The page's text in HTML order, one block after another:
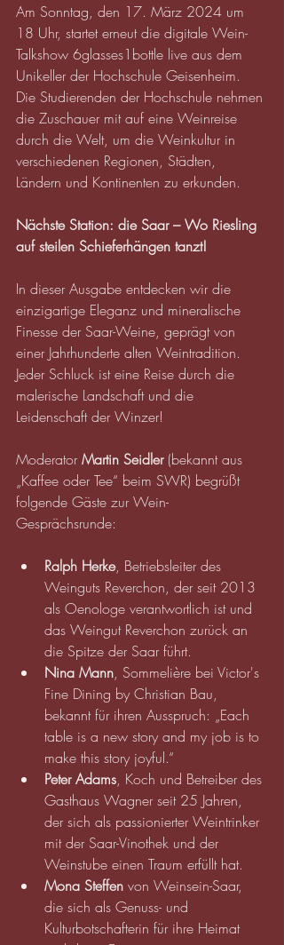
Am Sonntag, den 17. März 2024 um
18 Uhr, startet erneut die digitale Wein-
Talkshow 6glasses1bottle live aus dem
Unikeller der Hochschule Geisenheim.
Die Studierenden der Hochschule nehmen
die Zuschauer mit auf eine Weinreise
durch die Welt, um die Weinkultur in
verschiedenen Regionen, Städten,
Ländern und Kontinenten zu erkunden.
Nächste Station: die Saar – Wo Riesling
auf steilen Schieferhängen tanzt!
In dieser Ausgabe entdecken wir die
einzigartige Eleganz und mineralische
Finesse der Saar-Weine, geprägt von
einer Jahrhunderte alten Weintradition.
Jeder Schluck ist eine Reise durch die
malerische Landschaft und die
Leidenschaft der Winzer!
Moderator Martin Seidler (bekannt aus
„Kaffee oder Tee“ beim SWR) begrüßt
folgende Gäste zur Wein-
Gesprächsrunde:
Ralph Herke, Betriebsleiter des
Weinguts Reverchon, der seit 2013
als Oenologe verantwortlich ist und
das Weingut Reverchon zurück an
die Spitze der Saar führt.
Nina Mann, Sommelière bei Victor's
Fine Dining by Christian Bau,
bekannt für ihren Ausspruch: „Each
table is a new story and my job is to
make this story joyful.“
Peter Adams, Koch und Betreiber des
Gasthaus Wagner seit 25 Jahren,
der sich als passionierter Weintrinker
mit der Saar-Vinothek und der
Weinstube einen Traum erfüllt hat.
Mona Steffen von Weinsein-Saar,
die sich als Genuss- und
Kulturbotschafterin für ihre Heimat